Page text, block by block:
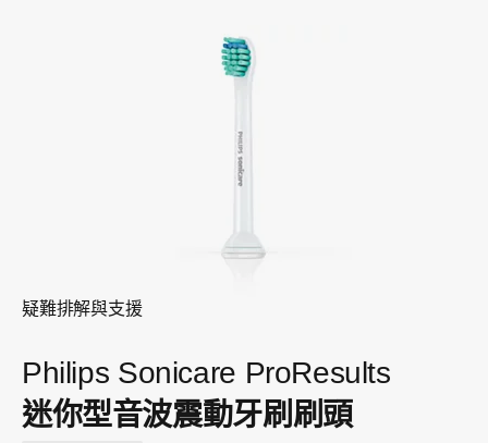
疑難排解與支援
Philips Sonicare ProResults
迷你型音波震動牙刷刷頭